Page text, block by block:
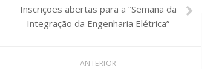
Inscrições abertas para a “Semana da
Integração da Engenharia Elétrica”
ANTERIOR